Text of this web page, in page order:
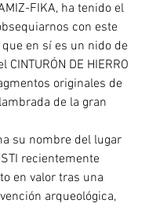
FIKA, ha tenido el
con este
en sí es un nido de
DE HIERRO
originales de
de la gran
su nombre del lugar
recientemente
en valor tras una
arqueológica,